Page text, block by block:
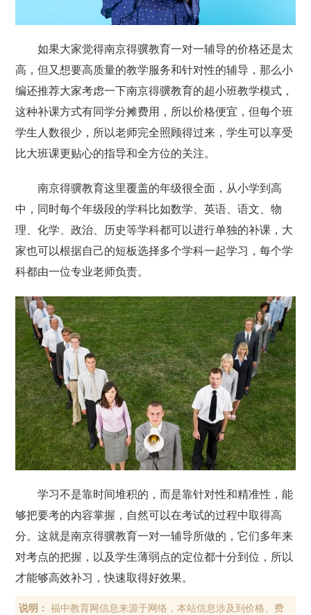
如果大家觉得南京得骥教育一对一辅导的价格还是太
高，但又想要高质量的教学服务和针对性的辅导，那么小
编还推荐大家考虑一下南京得骥教育的超小班教学模式，
这种补课方式有同学分摊费用，所以价格便宜，但每个班
学生人数很少，所以老师完全照顾得过来，学生可以享受
比大班课更贴心的指导和全方位的关注。
南京得骥教育这里覆盖的年级很全面，从小学到高
中，同时每个年级段的学科比如数学、英语、语文、物
理、化学、政治、历史等学科都可以进行单独的补课，大
家也可以根据自己的短板选择多个学科一起学习，每个学
科都由一位专业老师负责。
学习不是靠时间堆积的，而是靠针对性和精准性，能
够把要考的内容掌握，自然可以在考试的过程中取得高
分。这就是南京得骥教育一对一辅导所做的，它们多年来
对考点的把握，以及学生薄弱点的定位都十分到位，所以
才能够高效补习，快速取得好效果。
说明：
福中教育网信息来源于网络，本站信息涉及到价格、费